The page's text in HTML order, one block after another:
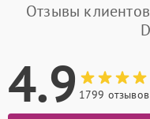
Отзывы
4.9 1799 отзывов